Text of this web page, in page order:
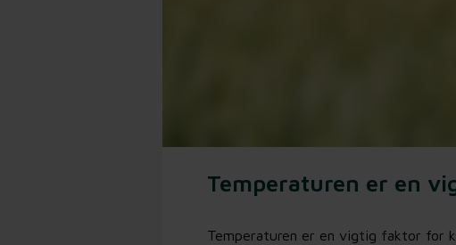
Temperaturen er en
Temperaturen er en vigtig faktor for